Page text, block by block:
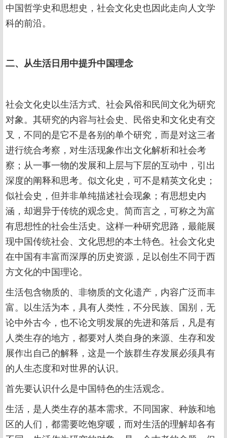
中国哲学史和思想史，社会文化史也因此走向人文学
科的前沿。
二、从生活日用中提升中国理念
社会文化史以生活方式、社会风俗和民间文化为研究
对象。其研究的内容与社会史、民俗史和文化史有交
叉，不同的是它不是各别的单个研究，而是对这三者
进行统合考察，对生活现象作出文化解析和社会考
察；从一事一物的发展和上层与下层的互动中，引出
深度的阐释和思考。似文化史，可不是精英文化史；
似社会史，但并非单纯描述社会现象；有思想史内
涵，却迥异于传统的观念史。简而言之，可称之为富
有思想性的社会生活史。这样一种研究思路，最能展
现中国传统社会、文化思想的本土特色。社会文化史
在中国有丰富而深厚的历史资源，足以创生不同于西
方文化的中国理论。
生活包含物质的、非物质的文化遗产，内容广泛而丰
富。以生活为本，具有人类性，不分民族、国别，无
论中外古今，也不论文明发展的先进和落后，凡是有
人类生存的地方，都要对人类自身的来源、生存和发
展作出自己的解释，这是一个族群生存发展必须具有
的人生态度和对世界的认识。
首先要认识什么是中国特色的生活观念。
生活，是人类生存的基本需求。不同国家、种族和地
区的人们，都需要吃饱穿暖，而对生活的理解却各有